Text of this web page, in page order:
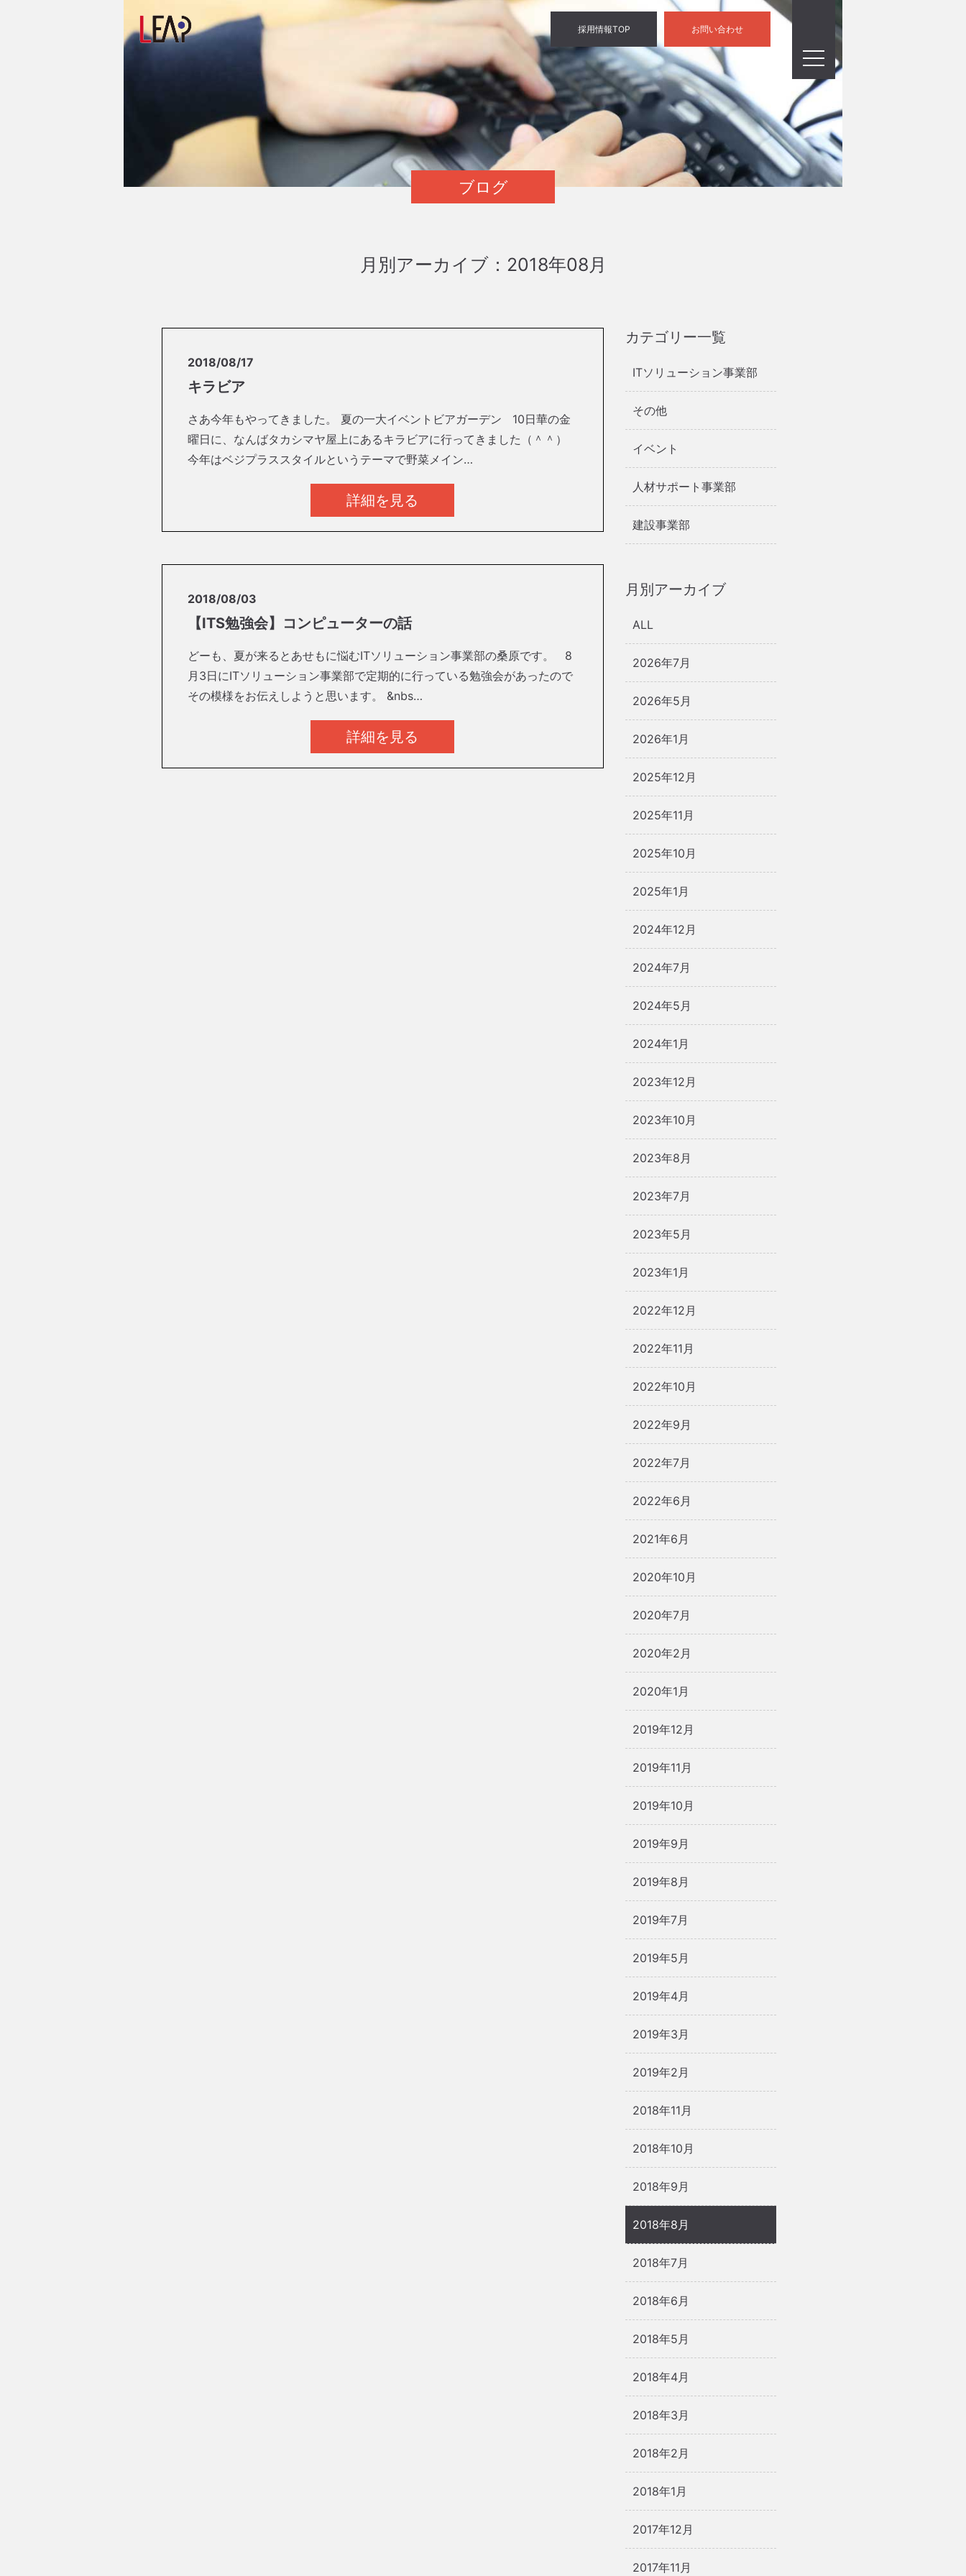
採用情報TOP お問い合わせ
ブログ
月別アーカイブ：2018年08月
2018/08/17
キラビア
さあ今年もやってきました。 夏の一大イベントビアガーデン 10日華の金
曜日に、なんばタカシマヤ屋上にあるキラビアに行ってきました（＾＾）
今年はベジプラススタイルというテーマで野菜メイン…
詳細を見る
2018/08/03
【ITS勉強会】コンピューターの話
どーも、夏が来るとあせもに悩むITソリューション事業部の桑原です。 8
月3日にITソリューション事業部で定期的に行っている勉強会があったので
その模様をお伝えしようと思います。 &nbs…
詳細を見る
カテゴリー一覧
ITソリューション事業部
その他
イベント
人材サポート事業部
建設事業部
月別アーカイブ
ALL
2026年7月
2026年5月
2026年1月
2025年12月
2025年11月
2025年10月
2025年1月
2024年12月
2024年7月
2024年5月
2024年1月
2023年12月
2023年10月
2023年8月
2023年7月
2023年5月
2023年1月
2022年12月
2022年11月
2022年10月
2022年9月
2022年7月
2022年6月
2021年6月
2020年10月
2020年7月
2020年2月
2020年1月
2019年12月
2019年11月
2019年10月
2019年9月
2019年8月
2019年7月
2019年5月
2019年4月
2019年3月
2019年2月
2018年11月
2018年10月
2018年9月
2018年8月
2018年7月
2018年6月
2018年5月
2018年4月
2018年3月
2018年2月
2018年1月
2017年12月
2017年11月